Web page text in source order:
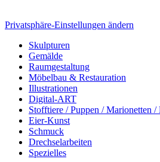
Privatsphäre-Einstellungen ändern
Skulpturen
Gemälde
Raumgestaltung
Möbelbau & Restauration
Illustrationen
Digital-ART
Stofftiere / Puppen / Marionetten /
Eier-Kunst
Schmuck
Drechselarbeiten
Spezielles